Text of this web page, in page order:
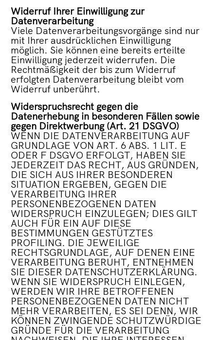
Widerruf Ihrer Einwilligung zur
Datenverarbeitung
Viele Datenverarbeitungsvorgänge sind nur
mit Ihrer ausdrücklichen Einwilligung
möglich. Sie können eine bereits erteilte
Einwilligung jederzeit widerrufen. Die
Rechtmäßigkeit der bis zum Widerruf
erfolgten Datenverarbeitung bleibt vom
Widerruf unberührt.
Widerspruchsrecht gegen die
Datenerhebung in besonderen Fällen sowie
gegen Direktwerbung (Art. 21 DSGVO)
WENN DIE DATENVERARBEITUNG AUF
GRUNDLAGE VON ART. 6 ABS. 1 LIT. E
ODER F DSGVO ERFOLGT, HABEN SIE
JEDERZEIT DAS RECHT, AUS GRÜNDEN,
DIE SICH AUS IHRER BESONDEREN
SITUATION ERGEBEN, GEGEN DIE
VERARBEITUNG IHRER
PERSONENBEZOGENEN DATEN
WIDERSPRUCH EINZULEGEN; DIES GILT
AUCH FÜR EIN AUF DIESE
BESTIMMUNGEN GESTÜTZTES
PROFILING. DIE JEWEILIGE
RECHTSGRUNDLAGE, AUF DENEN EINE
VERARBEITUNG BERUHT, ENTNEHMEN
SIE DIESER DATENSCHUTZERKLÄRUNG.
WENN SIE WIDERSPRUCH EINLEGEN,
WERDEN WIR IHRE BETROFFENEN
PERSONENBEZOGENEN DATEN NICHT
MEHR VERARBEITEN, ES SEI DENN, WIR
KÖNNEN ZWINGENDE SCHUTZWÜRDIGE
GRÜNDE FÜR DIE VERARBEITUNG